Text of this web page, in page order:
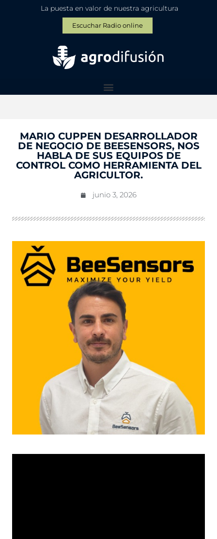
La puesta en valor de nuestra agricultura
Escuchar Radio online
MARIO CUPPEN DESARROLLADOR
DE NEGOCIO DE BEESENSORS, NOS
HABLA DE SUS EQUIPOS DE
CONTROL COMO HERRAMIENTA DEL
AGRICULTOR.
junio 3, 2026